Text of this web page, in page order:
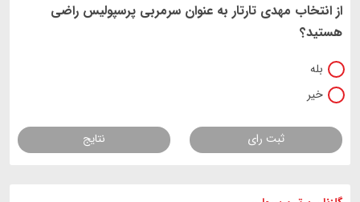
از انتخاب مهدی تارتار به عنوان سرمربی پرسپولیس راضی
هستید؟
بله
خیر
ثبت رای نتایج